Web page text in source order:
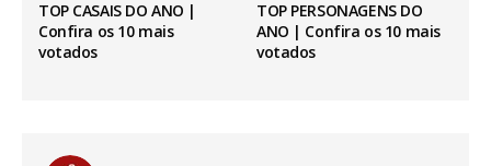
TOP CASAIS DO ANO |
Confira os 10 mais
votados
TOP PERSONAGENS DO
ANO | Confira os 10 mais
votados